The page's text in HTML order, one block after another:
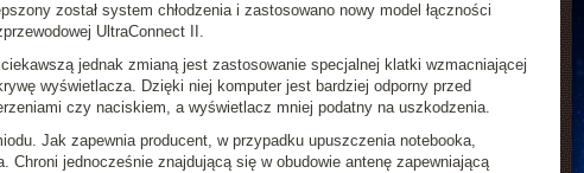
został system chłodzenia i zastosowano nowy model łączności
UltraConnect II.
jednak zmianą jest zastosowanie specjalnej klatki wzmacniającej
wyświetlacza. Dzięki niej komputer jest bardziej odporny przed
czy naciskiem, a wyświetlacz mniej podatny na uszkodzenia.
Jak zapewnia producent, w przypadku upuszczenia notebooka,
Chroni jednocześnie znajdującą się w obudowie antenę zapewniającą